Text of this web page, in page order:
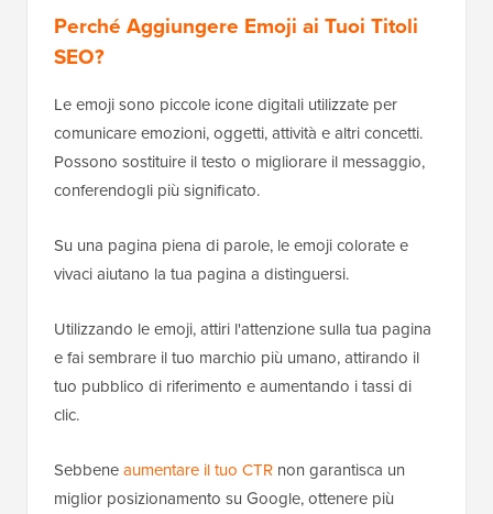
Perché Aggiungere Emoji ai Tuoi Titoli
SEO?
Le emoji sono piccole icone digitali utilizzate per
comunicare emozioni, oggetti, attività e altri concetti.
Possono sostituire il testo o migliorare il messaggio,
conferendogli più significato.
Su una pagina piena di parole, le emoji colorate e
vivaci aiutano la tua pagina a distinguersi.
Utilizzando le emoji, attiri l'attenzione sulla tua pagina
e fai sembrare il tuo marchio più umano, attirando il
tuo pubblico di riferimento e aumentando i tassi di
clic.
Sebbeneaumentare il tuo CTR non garantisca un
miglior posizionamento su Google, ottenere più